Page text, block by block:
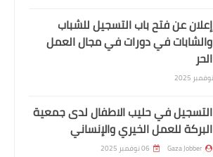
إعلان عن فتح باب التسجيل للشباب
والشابات في دورات في مجال العمل
الحر
التسجيل في حليب الاطفال لدى جمعية
البركة للعمل الخيري والإنساني
Gaza Jobber 06 نوفمبر 2025